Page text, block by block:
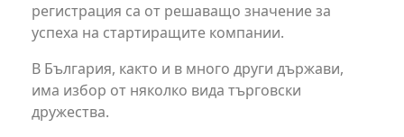
регистрация са от решаващо значение за
успеха на стартиращите компании.
В България, както и в много други държави,
има избор от няколко вида търговски
дружества.